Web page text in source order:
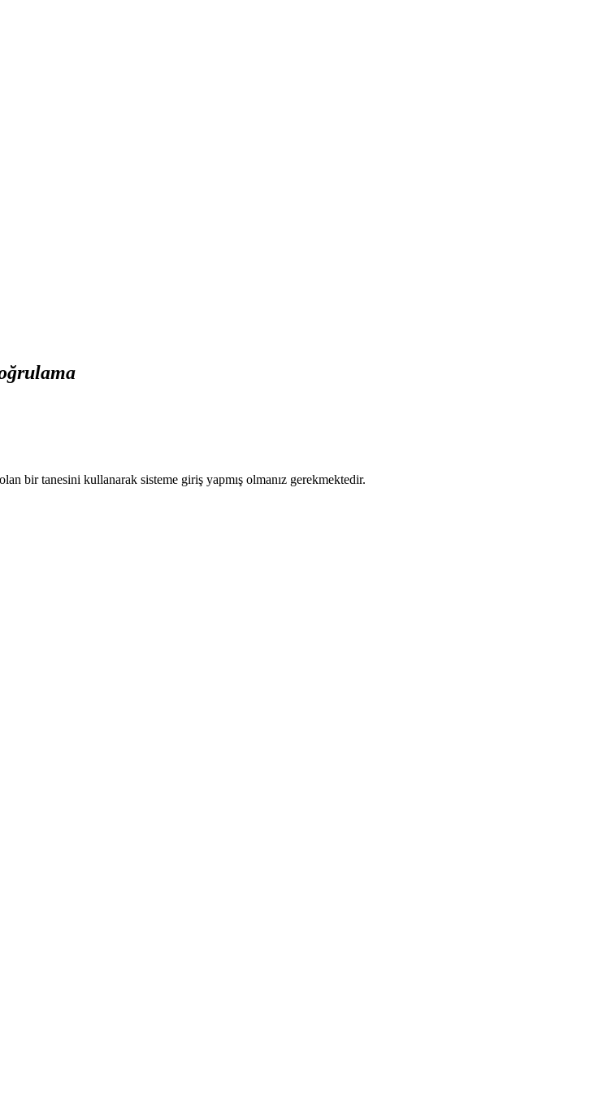
bir tanesini kullanarak sisteme giriş yapmış olmanız gerekmektedir.